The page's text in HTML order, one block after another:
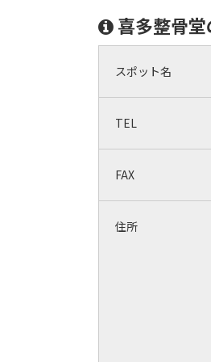
喜多整骨
スポット名
TEL
FAX
住所